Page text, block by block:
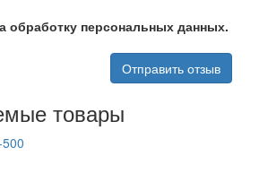
обработку персональных данных.
Отправить отзыв
товары